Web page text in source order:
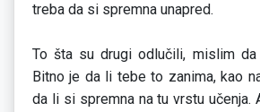
treba da si spremna unapred.
To šta su drugi odlučili, mislim
Bitno je da li tebe to zanima, kao
da li si spremna na tu vrstu učenja.